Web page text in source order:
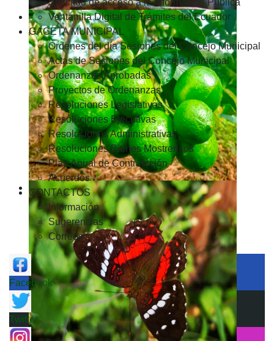
Solicitud de acceso a la Información Pública
Ventanilla Digital de Trámites del Ecuador
GACETA MUNICIPAL
Ordenes del día Sesiones del Concejo Municipal
Actas de Sesiones del Concejo Municipal
Ordenanzas Aprobadas
Proyectos de Ordenanzas
Resoluciones Legislativas
Resoluciones Ejecutivas
Resoluciones Administrativas
Resoluciones Bienes Mostrencos
Plan Anual de Contratación
Acuerdos
CONTACTOS
Información
Sugerencias
Correos
Facebook
Twitter